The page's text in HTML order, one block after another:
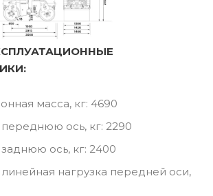
масса, кг: 4690
переднюю ось, кг: 2290
ось, кг: 2400
линейная нагрузка передней оси,